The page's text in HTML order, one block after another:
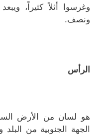
وغرسوا أثلاً كثيراً،
ونصف.
الرأس
هو لسان من الأرض
الجهة الجنوبية من